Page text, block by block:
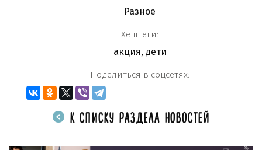
Разное
Хештеги:
акция, дети
Поделиться в соцсетях:
К СПИСКУ РАЗДЕЛА НОВОСТЕЙ